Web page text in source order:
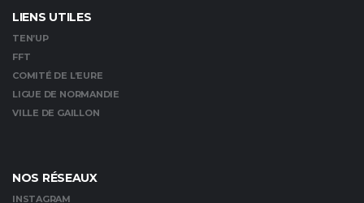
LIENS UTILES
TEN’UP
FFT
COMITÉ DE L’EURE
LIGUE DE NORMANDIE
VILLE DE GAILLON
NOS RÉSEAUX
INSTAGRAM